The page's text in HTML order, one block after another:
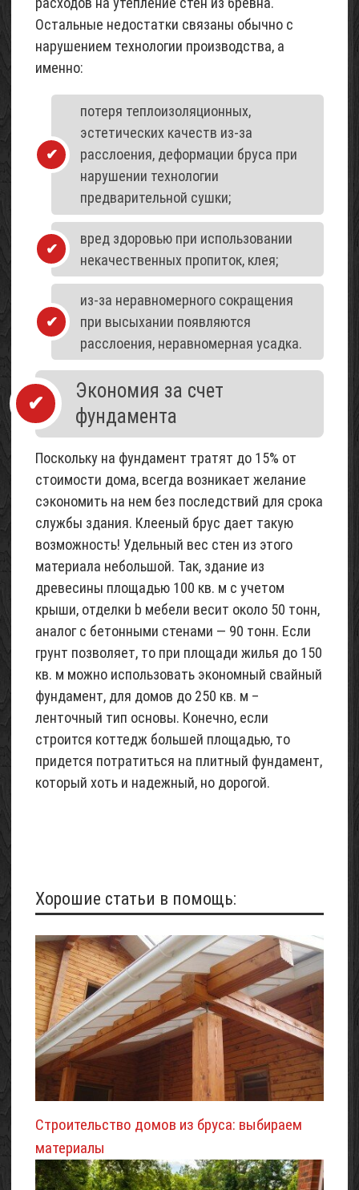
Остальные недостатки связаны обычно с
нарушением технологии производства, а
именно:
потеря теплоизоляционных,
эстетических качеств из-за
расслоения, деформации бруса при
нарушении технологии
предварительной сушки;
вред здоровью при использовании
некачественных пропиток, клея;
из-за неравномерного сокращения
при высыхании появляются
расслоения, неравномерная усадка.
Экономия за счет
фундамента
Поскольку на фундамент тратят до 15% от
стоимости дома, всегда возникает желание
сэкономить на нем без последствий для срока
службы здания. Клееный брус дает такую
возможность! Удельный вес стен из этого
материала небольшой. Так, здание из
древесины площадью 100 кв. м с учетом
крыши, отделки b мебели весит около 50 тонн,
аналог с бетонными стенами — 90 тонн. Если
грунт позволяет, то при площади жилья до 150
кв. м можно использовать экономный свайный
фундамент, для домов до 250 кв. м –
ленточный тип основы. Конечно, если
строится коттедж большей площадью, то
придется потратиться на плитный фундамент,
который хоть и надежный, но дорогой.
Хорошие статьи в помощь:
Строительство домов из бруса: выбираем
материалы